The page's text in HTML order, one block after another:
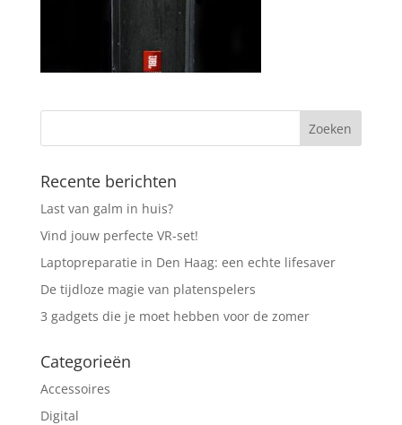
Recente berichten
Last van galm in huis?
Vind jouw perfecte VR-set!
Laptopreparatie in Den Haag: een echte lifesaver
De tijdloze magie van platenspelers
3 gadgets die je moet hebben voor de zomer
Categorieën
Accessoires
Digital